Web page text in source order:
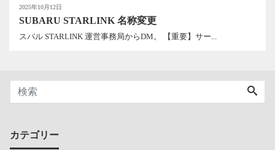
2025年10月12日
SUBARU STARLINK 名称変更
スバル STARLINK 運営事務局からDM。 【重要】サー...
カテゴリー